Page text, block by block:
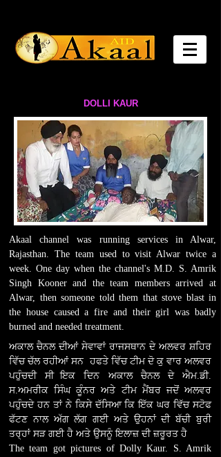
DOLLI KAUR
Akaal channel was running services in Alwar,
Rajasthan. The team used to visit Alwar twice a
week. One day when the channel's M.D. S. Amrik
Singh Kooner and the team members arrived at
Alwar, then someone told them that stove blast in
the house caused a fire and their girl was badly
burned and needed treatment.
ਅਕਾਲ ਚੈਨਲ ਦੀਆਂ ਸੇਵਾਵਾਂ ਰਾਜਸਥਾਨ ਦੇ ਅਲਵਰ ਸ਼ਹਿਰ
ਵਿੱਚ ਚੱਲ ਰਹੀਆਂ ਸਨ ।ਹਫਤੇ ਵਿੱਚ ਟੀਮ ਦੋ ਕੁ ਵਾਰ ਅਲਵਰ
ਪਹੁੰਚਦੀ ਸੀ।ਇਕ ਦਿਨ ਅਕਾਲ ਚੈਨਲਦੇ ਐਮ.ਡੀ.
ਸ.ਅਮਰੀਕ ਸਿੰਘ ਕੂੰਨਰ ਅਤੇ ਟੀਮ ਮੈਂਬਰ ਜਦੋਂ ਅਲਵਰ
ਪਹੁੰਚਦੇ ਹਨ ਤਾਂ ਨੇ ਕਿਸੇ ਦੱਸਿਆ ਕਿ ਇੱਕ ਘਰ ਵਿੱਚ ਸਟੋਫ
ਫੱਟਣ ਨਾਲ ਅੱਗ ਲੱਗ ਗਈ ਅਤੇ ਉਹਨਾਂ ਦੀ ਬੱਚੀ ਬੁਰੀ
ਤਰ੍ਹਾਂ ਸੜ ਗਈ ਹੈ ਅਤੇ ਉਸਨੂੰ ਇਲਾਜ਼ ਦੀ ਜ਼ਰੂਰਤ ਹੈ
The team got pictures of Dolly Kaur. S. Amrik